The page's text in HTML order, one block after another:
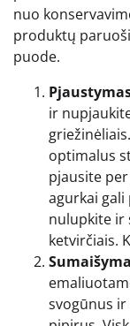
nuo
produktų
puode.
ir
optimalus
pjausite
agurkai
nulupkite ir
ketvirčiais.
svogūnus